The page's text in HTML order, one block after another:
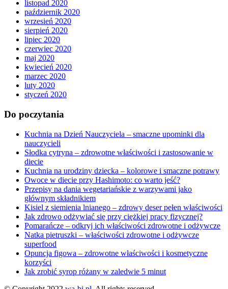
listopad 2020
październik 2020
wrzesień 2020
sierpień 2020
lipiec 2020
czerwiec 2020
maj 2020
kwiecień 2020
marzec 2020
luty 2020
styczeń 2020
Do poczytania
Kuchnia na Dzień Nauczyciela – smaczne upominki dla
nauczycieli
Słodka cytryna – zdrowotne właściwości i zastosowanie w
diecie
Kuchnia na urodziny dziecka – kolorowe i smaczne potrawy
Owoce w diecie przy Hashimoto: co warto jeść?
Przepisy na dania wegetariańskie z warzywami jako
głównym składnikiem
Kisiel z siemienia lnianego – zdrowy deser pełen właściwości
Jak zdrowo odżywiać się przy ciężkiej pracy fizycznej?
Pomarańcze – odkryj ich właściwości zdrowotne i odżywcze
Natka pietruszki – właściwości zdrowotne i odżywcze
superfood
Opuncja figowa – zdrowotne właściwości i kosmetyczne
korzyści
Jak zrobić syrop różany w zaledwie 5 minut